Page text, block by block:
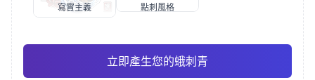
寫實主義 點刺風格
立即產生您的蛾刺青